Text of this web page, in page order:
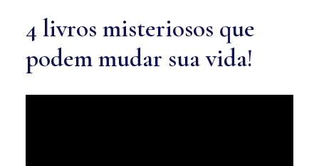
4 livros misteriosos que
podem mudar sua vida!